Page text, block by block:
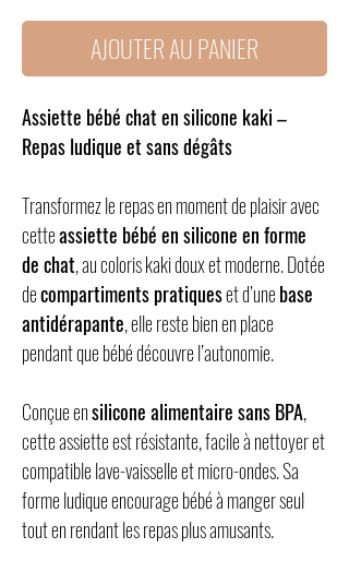
AJOUTER AU PANIER
Assiette bébé chat en silicone kaki –
Repas ludique et sans dégâts
Transformez le repas en moment de plaisir avec
cetteassiette bébé en silicone en forme
de chat, au coloris kaki doux et moderne. Dotée
decompartiments pratiqueset d’unebase
antidérapante, elle reste bien en place
pendant que bébé découvre l’autonomie.
Conçue ensilicone alimentaire sans BPA,
cette assiette est résistante, facile à nettoyer et
compatible lave-vaisselle et micro-ondes. Sa
forme ludique encourage bébé à manger seul
tout en rendant les repas plus amusants.